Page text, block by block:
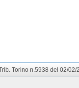
Torino n.5938 del 02/02/